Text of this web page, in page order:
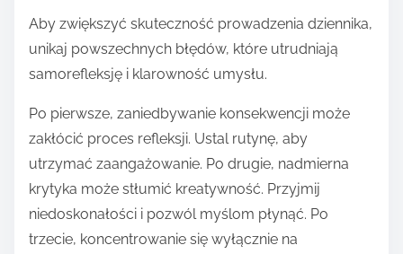
Aby zwiększyć skuteczność prowadzenia dziennika,
unikaj powszechnych błędów, które utrudniają
samorefleksję i klarowność umysłu.
Po pierwsze, zaniedbywanie konsekwencji może
zakłócić proces refleksji. Ustal rutynę, aby
utrzymać zaangażowanie. Po drugie, nadmierna
krytyka może stłumić kreatywność. Przyjmij
niedoskonałości i pozwól myślom płynąć. Po
trzecie, koncentrowanie się wyłącznie na